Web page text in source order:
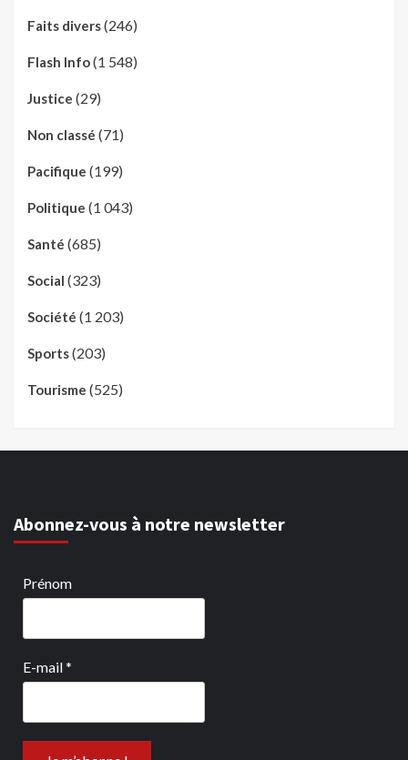
Faits divers(246)
Flash Info(1 548)
Justice (29)
Non classé (71)
Pacifique (199)
Politique (1 043)
Santé (685)
Social (323)
Société (1 203)
Sports(203)
Tourisme (525)
Abonnez-vous à notre newsletter
Prénom
E-mail*